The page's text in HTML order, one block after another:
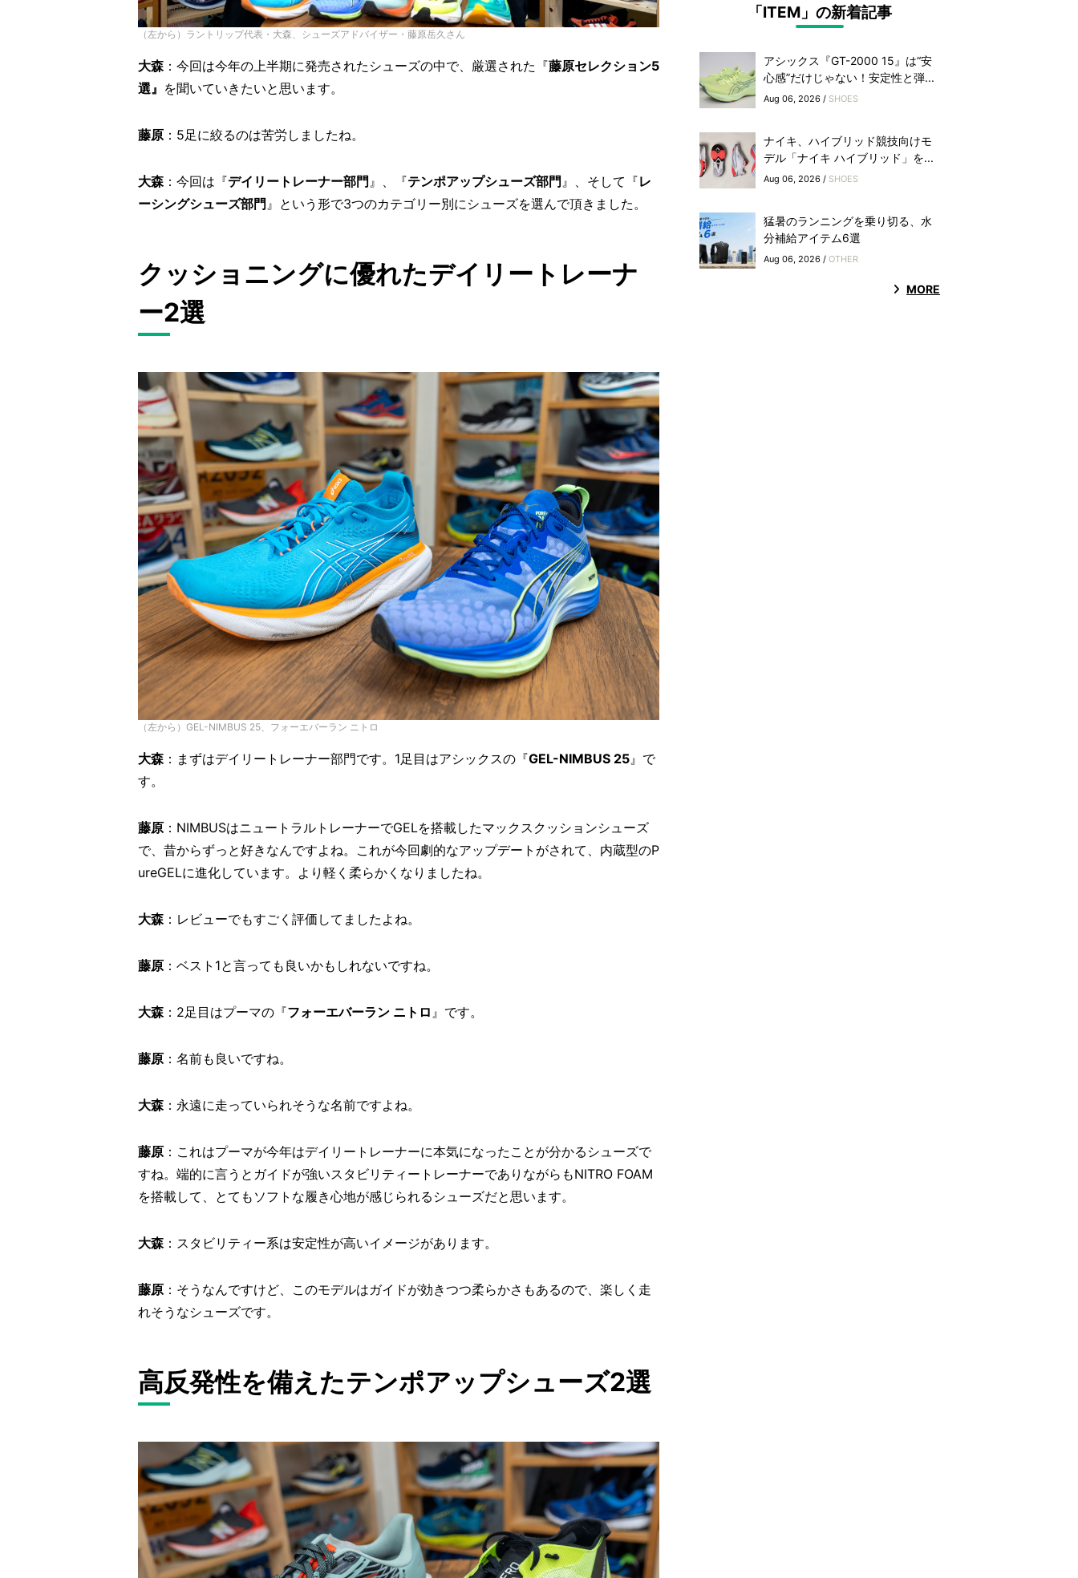
（左から）ラントリップ代表・大森、シューズアドバイザー・藤原岳久さん
大森：今回は今年の上半期に発売されたシューズの中で、厳選された『藤原セレクション5
選』 を聞いていきたいと思います。
藤原 ：5足に絞るのは苦労しましたね。
大森：今回は『デイリートレーナー部門 』、『テンポアップシューズ部門 』、そして『レ
ーシングシューズ部門 』という形で3つのカテゴリー別にシューズを選んで頂きました。
クッショニングに優れたデイリートレーナ
ー2選
（左から）GEL-NIMBUS 25、フォーエバーラン ニトロ
大森 ：まずはデイリートレーナー部門です。1足目はアシックスの『GEL-NIMBUS 25 』で
す。
藤原 ：NIMBUSはニュートラルトレーナーでGELを搭載したマックスクッションシューズ
で、昔からずっと好きなんですよね。これが今回劇的なアップデートがされて、内蔵型のP
ureGELに進化しています。より軽く柔らかくなりましたね。
大森 ：レビューでもすごく評価してましたよね。
藤原 ：ベスト1と言っても良いかもしれないですね。
大森 ：2足目はプーマの『フォーエバーラン ニトロ 』です。
藤原 ：名前も良いですね。
大森 ：永遠に走っていられそうな名前ですよね。
藤原 ：これはプーマが今年はデイリートレーナーに本気になったことが分かるシューズで
すね。端的に言うとガイドが強いスタビリティートレーナーでありながらもNITRO FOAM
を搭載して、とてもソフトな履き心地が感じられるシューズだと思います。
大森 ：スタビリティー系は安定性が高いイメージがあります。
藤原 ：そうなんですけど、このモデルはガイドが効きつつ柔らかさもあるので、楽しく走
れそうなシューズです。
高反発性を備えたテンポアップシューズ2選
「ITEM」の新着記事
アシックス『GT-2000 15』は“安
心感”だけじゃない！安定性と弾...
Aug 06, 2026 / SHOES
ナイキ、ハイブリッド競技向けモ
デル「ナイキ ハイブリッド」を...
Aug 06, 2026 / SHOES
猛暑のランニングを乗り切る、水
分補給アイテム6選
Aug 06, 2026 / OTHER
MORE